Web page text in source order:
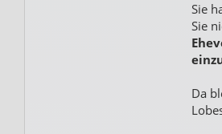
Sie
Sie
Da